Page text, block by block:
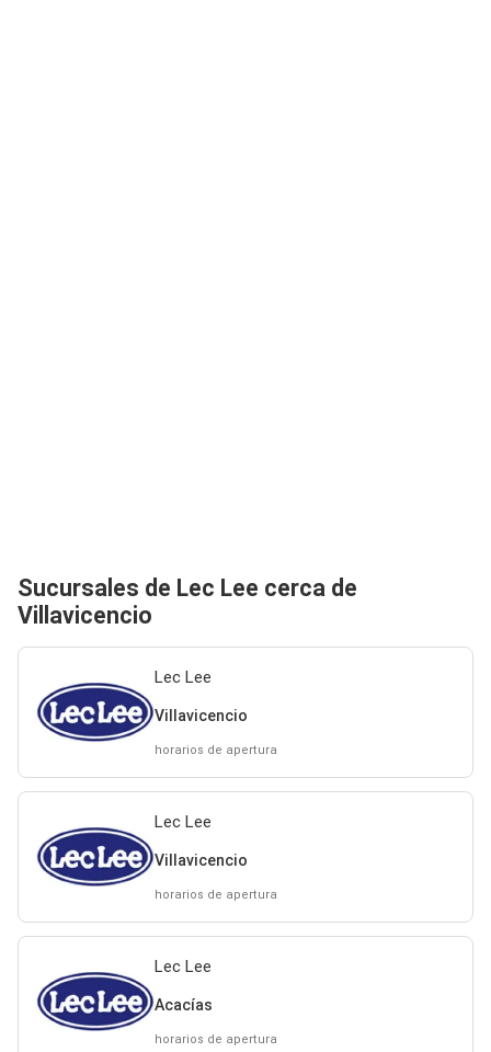
Sucursales de Lec Lee cerca de
Villavicencio
Lec Lee
Villavicencio
horarios de apertura
Lec Lee
Villavicencio
horarios de apertura
Lec Lee
Acacías
horarios de apertura